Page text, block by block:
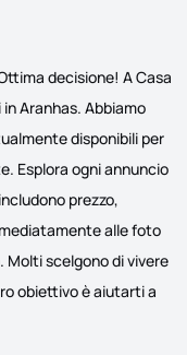
decisione! A Casa
Aranhas. Abbiamo
disponibili per
Esplora ogni annuncio
prezzo,
alle foto
scelgono di vivere
obiettivo è aiutarti a